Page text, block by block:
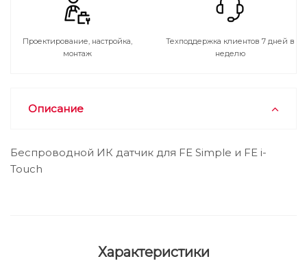
Проектирование, настройка,
монтаж
Техподдержка клиентов 7 дней в
неделю
Описание
Беспроводной ИК датчик для FE Simple и FE i-
Touch
Характеристики